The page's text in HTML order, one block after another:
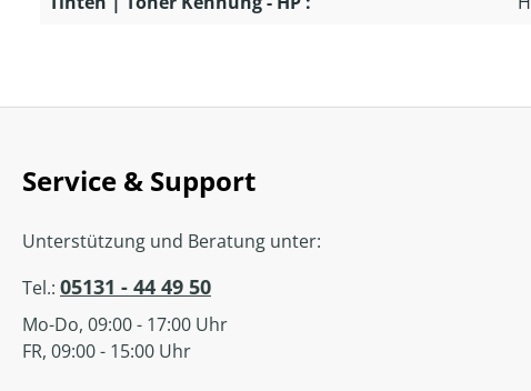
Service & Support
Unterstützung und Beratung unter:
Tel.: 05131 - 44 49 50
Mo-Do, 09:00 - 17:00 Uhr
FR, 09:00 - 15:00 Uhr